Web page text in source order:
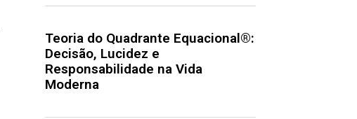
Teoria do Quadrante Equacional®:
Decisão, Lucidez e
Responsabilidade na Vida
Moderna